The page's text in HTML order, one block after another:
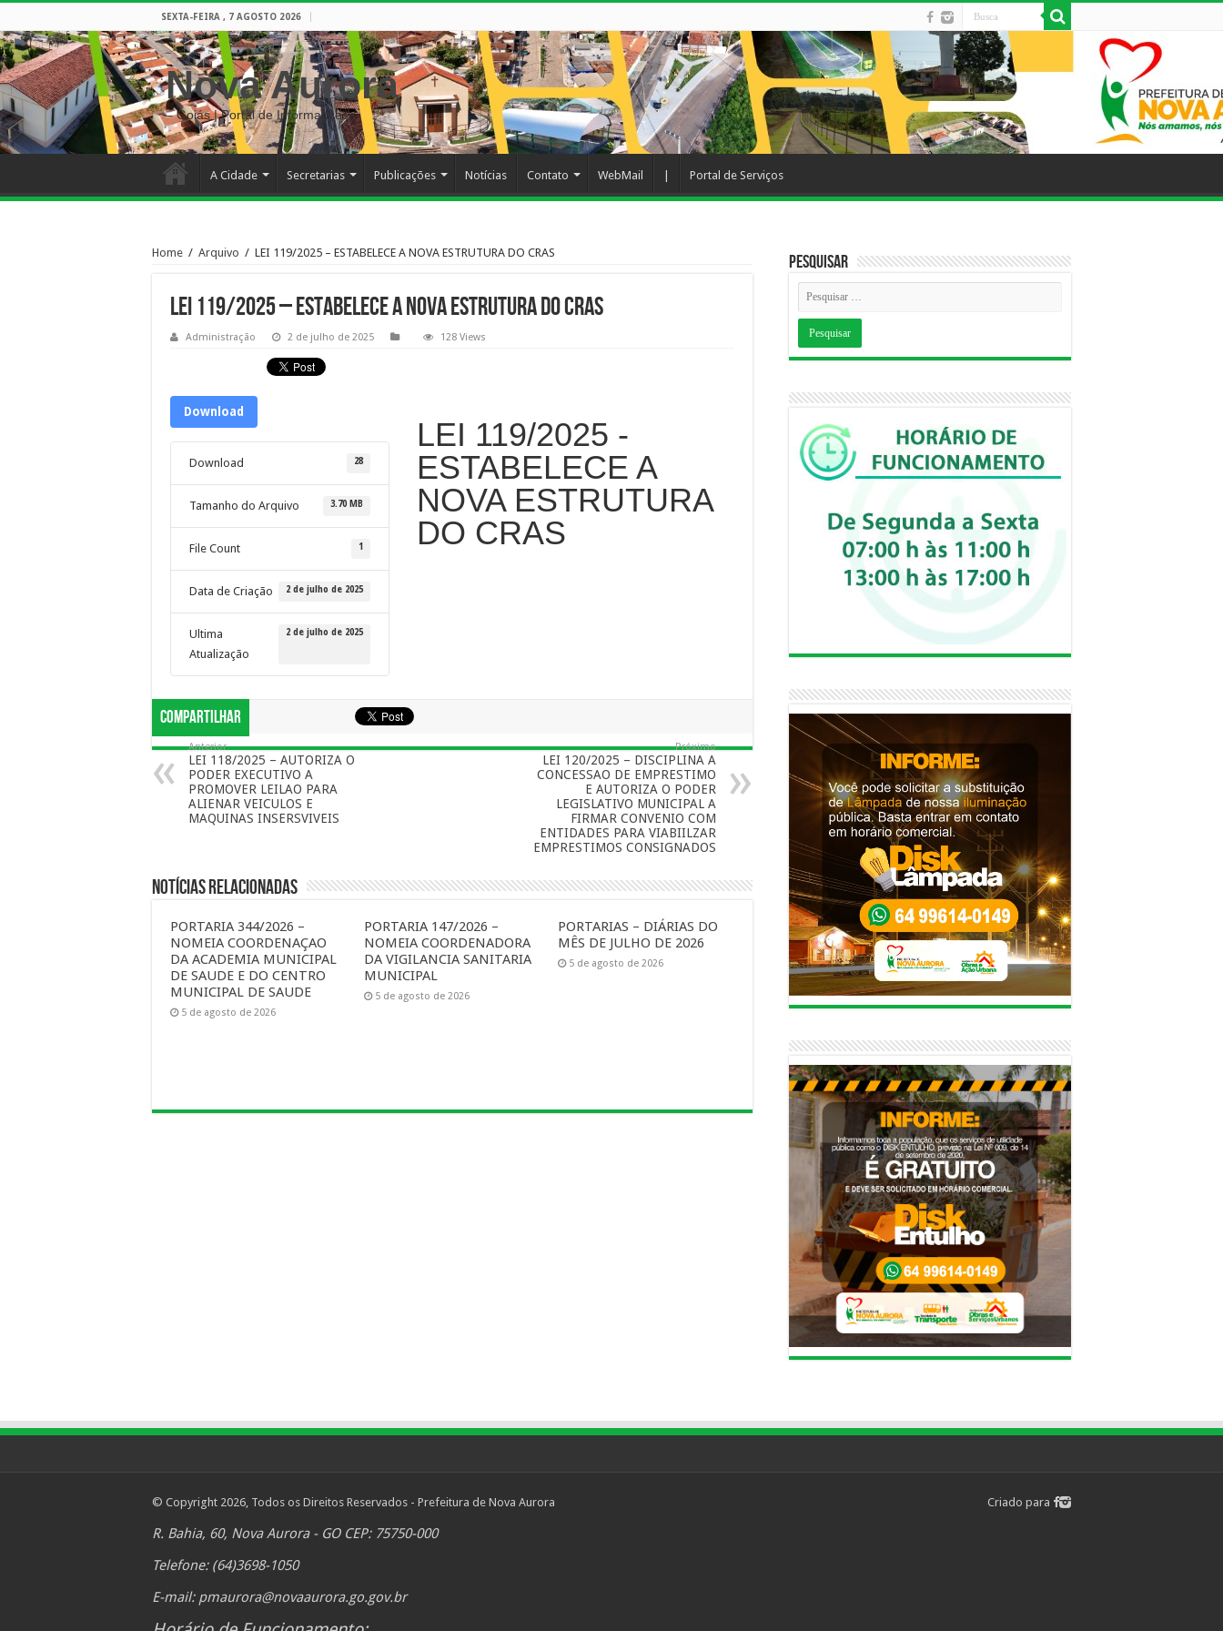
SEXTA-FEIRA , 7 AGOSTO 2026
Nova Aurora
– Goiás | Portal de Informações
A Cidade Secretarias Publicações Notícias Contato WebMail Portal de Serviços
Home / Arquivo / LEI 119/2025 – ESTABELECE A NOVA ESTRUTURA DO CRAS
LEI 119/2025 – ESTABELECE A NOVA ESTRUTURA DO CRAS
Administração 2 de julho de 2025 128 Views
Download
Download 28
Tamanho do Arquivo 3.70 MB
File Count 1
Data de Criação 2 de julho de 2025
Ultima
Atualização
2 de julho de 2025
LEI 119/2025 -
ESTABELECE A
NOVA ESTRUTURA
DO CRAS
Compartilhar
Anterior
LEI 118/2025 – AUTORIZA O
PODER EXECUTIVO A
PROMOVER LEILAO PARA
ALIENAR VEICULOS E
MAQUINAS INSERSVIVEIS
Próximo
LEI 120/2025 – DISCIPLINA A
CONCESSAO DE EMPRESTIMO
E AUTORIZA O PODER
LEGISLATIVO MUNICIPAL A
FIRMAR CONVENIO COM
ENTIDADES PARA VIABIILZAR
EMPRESTIMOS CONSIGNADOS
Notícias Relacionadas
PORTARIA 344/2026 –
NOMEIA COORDENAÇAO
DA ACADEMIA MUNICIPAL
DE SAUDE E DO CENTRO
MUNICIPAL DE SAUDE
5 de agosto de 2026
PORTARIA 147/2026 –
NOMEIA COORDENADORA
DA VIGILANCIA SANITARIA
MUNICIPAL
5 de agosto de 2026
PORTARIAS – DIÁRIAS DO
MÊS DE JULHO DE 2026
5 de agosto de 2026
Pesquisar
Criado para
© Copyright 2026, Todos os Direitos Reservados - Prefeitura de Nova Aurora
R. Bahia, 60, Nova Aurora - GO CEP: 75750-000
Telefone: (64)3698-1050
E-mail: pmaurora@novaaurora.go.gov.br